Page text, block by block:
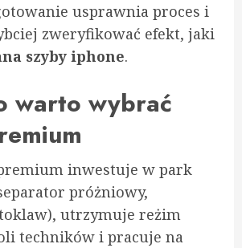
usprawnia proces i
zweryfikować efekt, jaki
szyby iphone.
warto wybrać
inwestuje w park
próżniowy,
utrzymuje reżim
techników i pracuje na